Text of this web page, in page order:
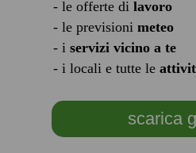
- le offerte di lavoro
- le previsioni meteo
- i servizi vicino a te
- i locali e tutte le
scarica